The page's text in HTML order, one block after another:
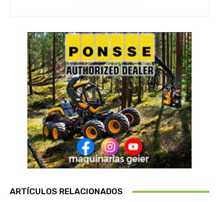
ARTÍCULOS RELACIONADOS